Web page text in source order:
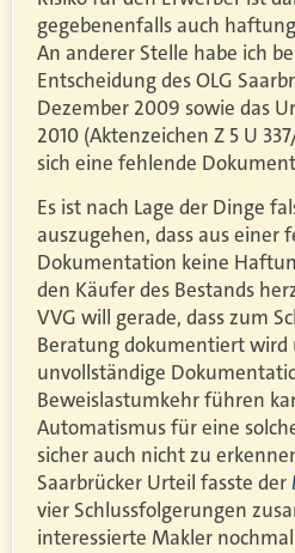
gegebenenfalls auch
An anderer Stelle habe ich
Entscheidung des OLG
Dezember 2009 sowie das
2010 (Aktenzeichen Z 5 U
sich eine fehlende
Es ist nach Lage der Dinge
auszugehen, dass aus einer
Dokumentation keine
den Käufer des Bestands
VVG will gerade, dass zum
Beratung dokumentiert wird
unvollständige
Beweislastumkehr führen
Automatismus für eine
sicher auch nicht zu
Saarbrücker Urteil fasste der
vier Schlussfolgerungen
interessierte Makler